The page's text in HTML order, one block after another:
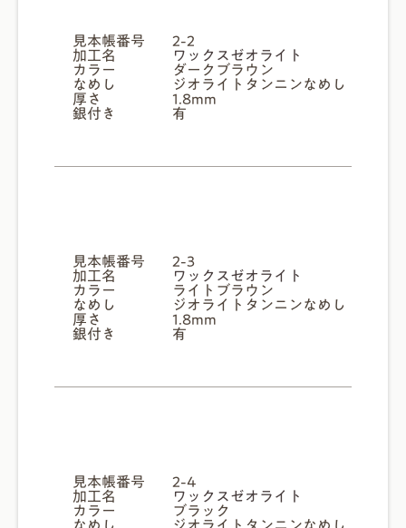
見本帳番号
加工名
カラー
なめし
厚さ
銀付き
2-2
ワックスゼオライト
ダークブラウン
ジオライトタンニンなめし
1.8mm
有
見本帳番号
加工名
カラー
なめし
厚さ
銀付き
2-3
ワックスゼオライト
ライトブラウン
ジオライトタンニンなめし
1.8mm
有
見本帳番号
加工名
カラー
2-4
ワックスゼオライト
ブラック